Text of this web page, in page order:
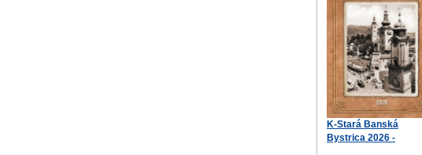
K-Stará Banská
Bystrica 2026 -